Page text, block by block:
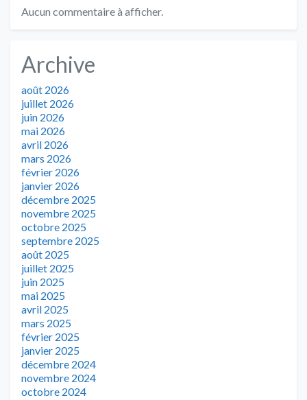
Aucun commentaire à afficher.
Archive
août 2026
juillet 2026
juin 2026
mai 2026
avril 2026
mars 2026
février 2026
janvier 2026
décembre 2025
novembre 2025
octobre 2025
septembre 2025
août 2025
juillet 2025
juin 2025
mai 2025
avril 2025
mars 2025
février 2025
janvier 2025
décembre 2024
novembre 2024
octobre 2024